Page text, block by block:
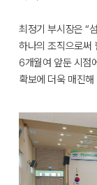
최정기 부시장은 “
하나의 조직으로써
6개월여 앞둔 시점
확보에 더욱 매진